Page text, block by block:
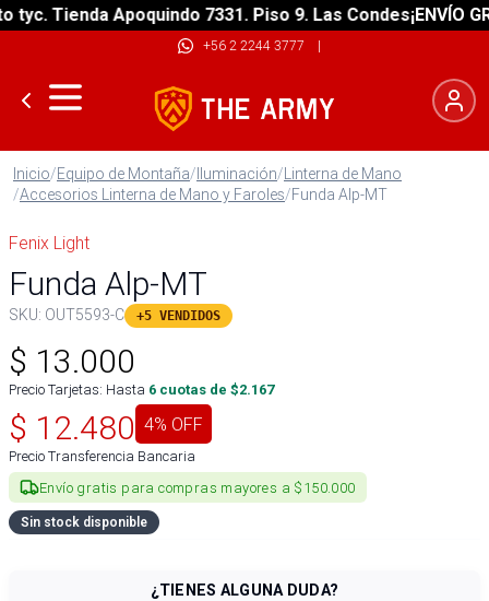
Tienda Apoquindo 7331. Piso 9. Las Condes¡ENVÍO
+56 2 2244 3777 |
Inicio/Equipo de Montaña/Iluminación/Linterna de Mano
/Accesorios Linterna de Mano y Faroles/Funda Alp-MT
Fenix Light
Funda Alp-MT
SKU: OUT5593-C +5 VENDIDOS
$ 13.000
Precio Tarjetas: Hasta 6 cuotas de $2.167
$ 12.480 4% OFF
Precio Transferencia Bancaria
Envío gratis para compras mayores a $150.000
Sin stock disponible
¿TIENES ALGUNA DUDA?